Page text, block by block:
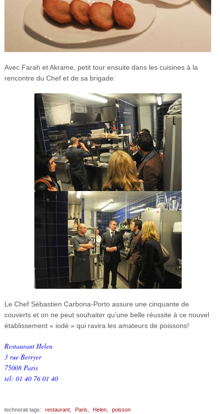
Avec Farah et Akrame, petit tour ensuite dans les cuisines à la
rencontre du Chef et de sa brigade:
Le Chef Sébastien Carbona-Porto assure une cinquante de
couverts et on ne peut souhaiter qu’une belle réussite à ce nouvel
établissement « iodé » qui ravira les amateurs de poissons!
Restaurant Helen
3 rue Berryer
75008 Paris
tél: 01 40 76 01 40
technorati tags: restaurant, Paris, Helen, poisson